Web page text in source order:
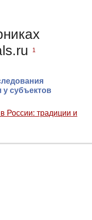
1
субъектов
России: традиции и